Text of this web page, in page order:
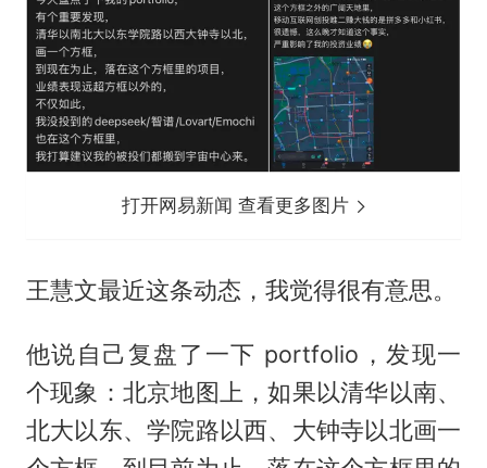
打开网易新闻 查看更多图片
王慧文最近这条动态，我觉得很有意思。
他说自己复盘了一下 portfolio，发现一
个现象：北京地图上，如果以清华以南、
北大以东、学院路以西、大钟寺以北画一